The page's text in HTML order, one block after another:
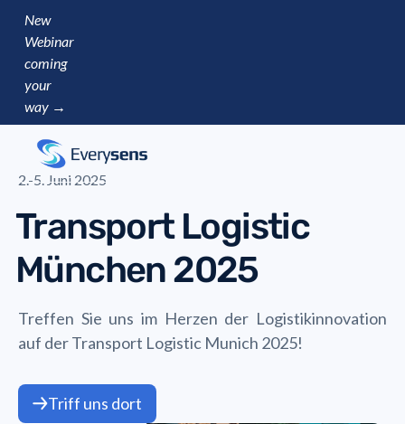
New
Webinar
coming
your
way →
2.-5. Juni 2025
Transport Logistic
München 2025
Treffen Sie uns im Herzen der Logistikinnovation
auf der Transport Logistic Munich 2025!
Triff uns dort